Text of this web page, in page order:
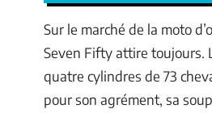
Sur le marché de la moto
Seven Fifty attire toujours.
quatre cylindres de 73
pour son agrément, sa